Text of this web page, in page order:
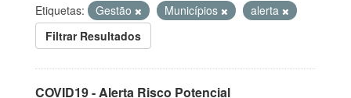
Etiquetas:
Gestão Municípios
alerta
Filtrar Resultados
COVID19 - Alerta Risco Potencial